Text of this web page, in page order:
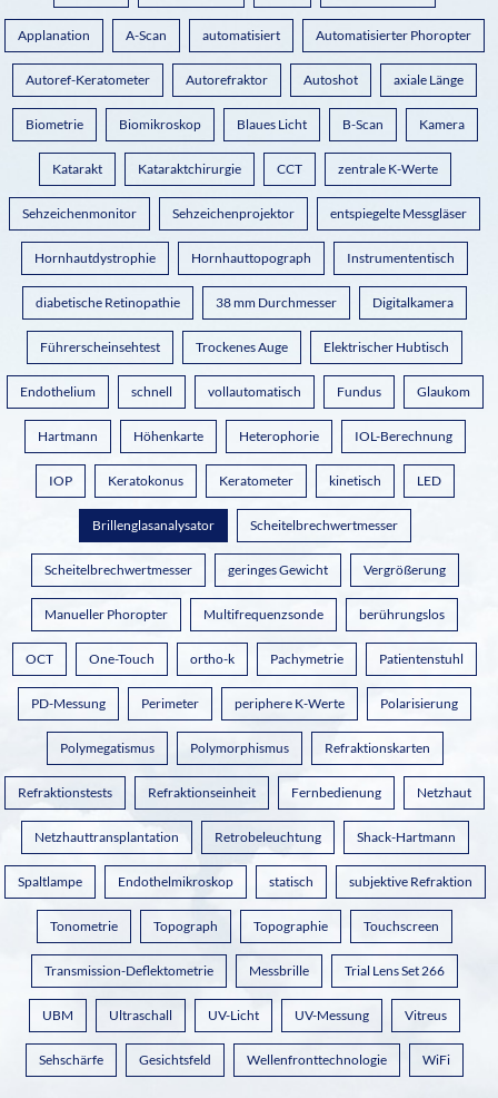
Applanation A-Scan automatisiert Automatisierter Phoropter
Autoref-Keratometer Autorefraktor Autoshot axiale Länge
Biometrie Biomikroskop Blaues Licht B-Scan Kamera
Katarakt Kataraktchirurgie CCT zentrale K-Werte
Sehzeichenmonitor Sehzeichenprojektor entspiegelte Messgläser
Hornhautdystrophie Hornhauttopograph Instrumententisch
diabetische Retinopathie 38 mm Durchmesser Digitalkamera
Führerscheinsehtest Trockenes Auge Elektrischer Hubtisch
Endothelium schnell vollautomatisch Fundus Glaukom
Hartmann Höhenkarte Heterophorie IOL-Berechnung
IOP Keratokonus Keratometer kinetisch LED
Brillenglasanalysator Scheitelbrechwertmesser
Scheitelbrechwertmesser geringes Gewicht Vergrößerung
Manueller Phoropter Multifrequenzsonde berührungslos
OCT One-Touch ortho-k Pachymetrie Patientenstuhl
PD-Messung Perimeter periphere K-Werte Polarisierung
Polymegatismus Polymorphismus Refraktionskarten
Refraktionstests Refraktionseinheit Fernbedienung Netzhaut
Netzhauttransplantation Retrobeleuchtung Shack-Hartmann
Spaltlampe Endothelmikroskop statisch subjektive Refraktion
Tonometrie Topograph Topographie Touchscreen
Transmission-Deflektometrie Messbrille Trial Lens Set 266
UBM Ultraschall UV-Licht UV-Messung Vitreus
Sehschärfe Gesichtsfeld Wellenfronttechnologie WiFi